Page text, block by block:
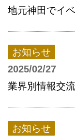
地元神田でイ
お知らせ
2025/02/27
業界別情報交
お知らせ